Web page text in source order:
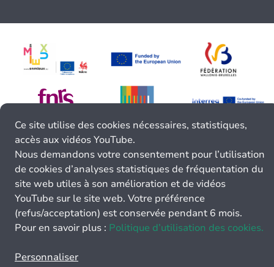
Ce site utilise des cookies nécessaires, statistiques,
accès aux vidéos YouTube.
Nous demandons votre consentement pour l’utilisation
de cookies d’analyses statistiques de fréquentation du
site web utiles à son amélioration et de vidéos
YouTube sur le site web. Votre préférence
(refus/acceptation) est conservée pendant 6 mois.
Pour en savoir plus : Politique d’utilisation des cookies.
Personnaliser